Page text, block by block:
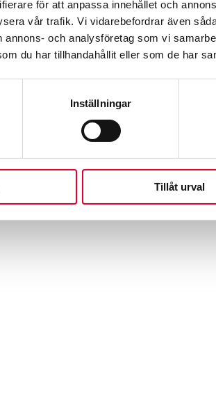
för att anpassa innehållet och
vår trafik. Vi vidarebefordrar även
annons- och analysföretag som vi
du har tillhandahållit eller som de har
Inställningar
Tillåt urval
for-respektive-viltslag/
höstkvällarna,